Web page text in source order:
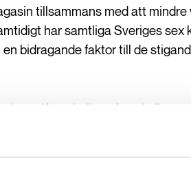
tillsammans med att
har samtliga Sveriges
bidragande faktor till de
låter rimliga så är de
hela världen. Det har